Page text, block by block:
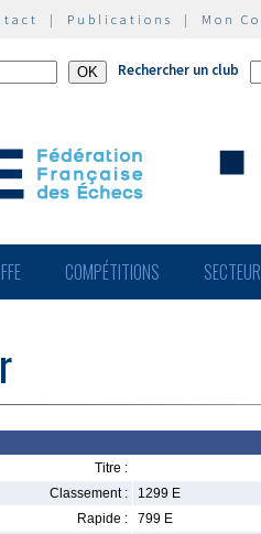
| Publications | Mon
Rechercher un club
FFE COMPÉTITIONS
Titre :
Classement :
1299 E
Rapide :
799 E